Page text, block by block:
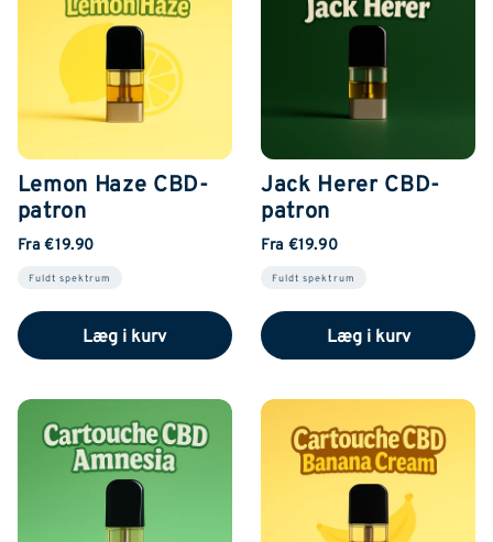
Lemon Haze CBD-
patron
Fra €19.90
Fuldt spektrum
Læg i kurv
Jack Herer CBD-
patron
Fra €19.90
Fuldt spektrum
Læg i kurv